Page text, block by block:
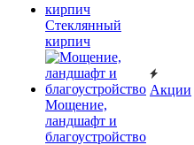
Cтеклянный
кирпич
Мощение,
ландшафт и
благоустройство
Акции